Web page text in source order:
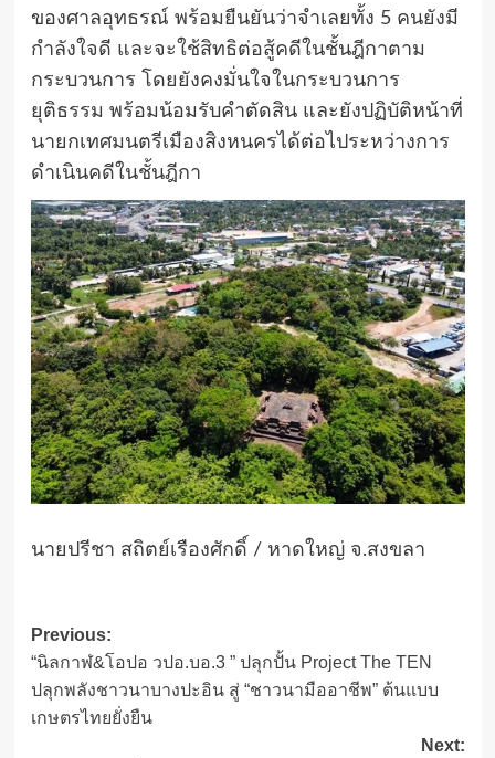
ของศาลอุทธรณ์ พร้อมยืนยันว่าจำเลยทั้ง 5 คนยังมี
กำลังใจดี และจะใช้สิทธิต่อสู้คดีในชั้นฎีกาตาม
กระบวนการ โดยยังคงมั่นใจในกระบวนการ
ยุติธรรม พร้อมน้อมรับคำตัดสิน และยังปฏิบัติหน้าที่
นายกเทศมนตรีเมืองสิงหนครได้ต่อไประหว่างการ
ดำเนินคดีในชั้นฎีกา
นายปรีชา สถิตย์เรืองศักดิ์ / หาดใหญ่ จ.สงขลา
Post
navigation
Previous:
“นิลกาฬ&โอปอ วปอ.บอ.3 ” ปลุกปั้น Project The TEN
ปลุกพลังชาวนาบางปะอิน สู่ “ชาวนามืออาชีพ” ต้นแบบ
เกษตรไทยยั่งยืน
Next: